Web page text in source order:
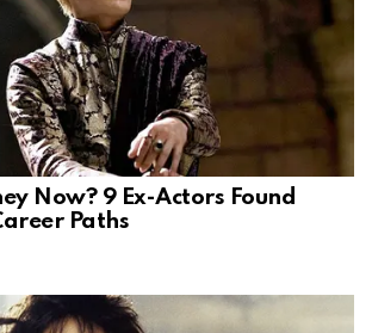
Now? 9 Ex-Actors Found
Paths